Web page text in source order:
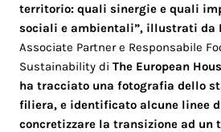
territorio: quali sinergie e quali
sociali e ambientali”, illustrati da
Associate Partner e Responsabile
Sustainability diThe European
ha tracciato una fotografia dello
filiera, e identificato alcune linee
concretizzare la transizione ad un